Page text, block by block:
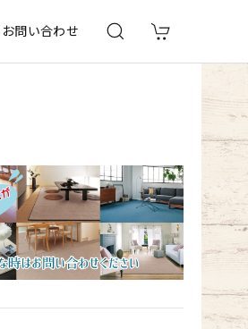
お問い合わせ